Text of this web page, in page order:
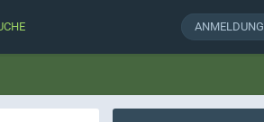
ANMELDUNG